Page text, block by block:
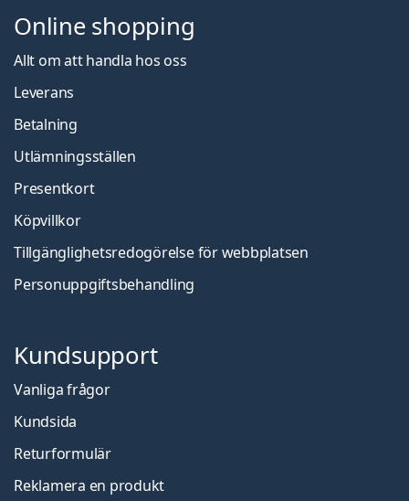
Online shopping
Allt om att handla hos oss
Leverans
Betalning
Utlämningsställen
Presentkort
Köpvillkor
Tillgänglighetsredogörelse för webbplatsen
Personuppgiftsbehandling
Kundsupport
Vanliga frågor
Kundsida
Returformulär
Reklamera en produkt